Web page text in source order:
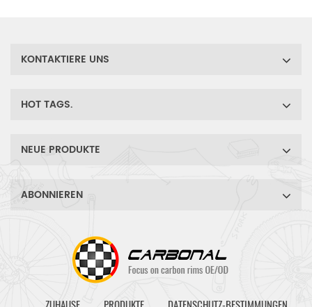
KONTAKTIERE UNS
HOT TAGS.
NEUE PRODUKTE
ABONNIEREN